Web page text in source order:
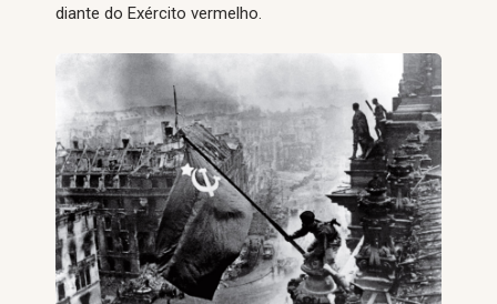
diante do Exército vermelho.